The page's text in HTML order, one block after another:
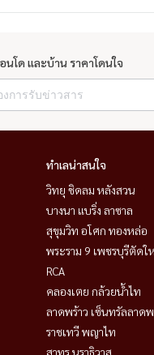
นโด และบ้าน ราคาโดนใจ
ทำเลน่าสนใจ
วิทยุ ชิดลม หลังสวน
บางนา แบริ่ง ลาซาล
สุขุมวิท อโศก ทองหล่อ
พระราม 9 เพชรบุรีตัดใ
RCA
คลองเตย กล้วยน้ำไท
ลาดพร้าว เซ็นทรัลลาดพ
ราชเทวี พญาไท
สาทร นราธิวาส